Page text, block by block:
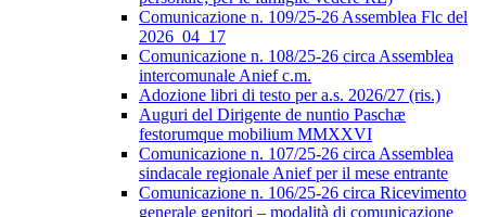
Comunicazione n. 109/25-26 Assemblea Flc del
2026_04_17
Comunicazione n. 108/25-26 circa Assemblea
intercomunale Anief c.m.
Adozione libri di testo per a.s. 2026/27 (ris.)
Auguri del Dirigente de nuntio Paschæ
festorumque mobilium MMXXVI
Comunicazione n. 107/25-26 circa Assemblea
sindacale regionale Anief per il mese entrante
Comunicazione n. 106/25-26 circa Ricevimento
generale genitori – modalità di comunicazione